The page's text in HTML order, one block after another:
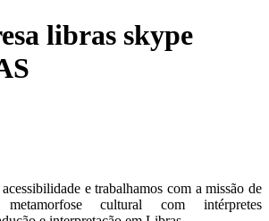
libras skype
e trabalhamos com a missão de
cultural com intérpretes